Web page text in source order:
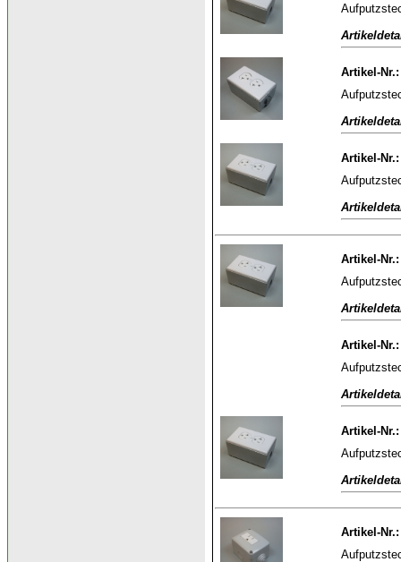
Artikel-Nr.:
Artikel-Nr.:
Artikel-Nr.:
Artikel-Nr.:
Artikel-Nr.:
Artikel-Nr.: